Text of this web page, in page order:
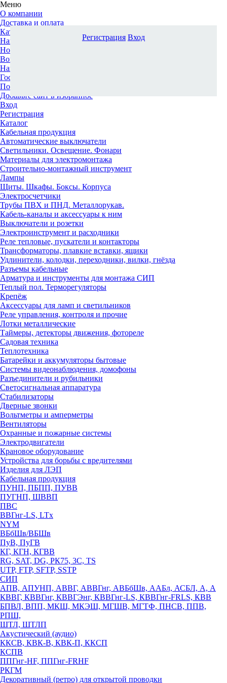
Меню
О компании
Доставка и оплата
Каталог
Наши офисы
Новости и новинки
Вопрос-ответ
Наша команда
Гос. заказчикам
Поставщикам
Добавьте сайт в избранное
Вход
Регистрация
Каталог
Кабельная продукция
Автоматические выключатели
Светильники. Освещение. Фонари
Материалы для электромонтажа
Строительно-монтажный инструмент
Лампы
Щиты. Шкафы. Боксы. Корпуса
Электросчетчики
Трубы ПВХ и ПНД. Металлорукав.
Кабель-каналы и аксессуары к ним
Выключатели и розетки
Электроинструмент и расходники
Реле тепловые, пускатели и контакторы
Трансформаторы, плавкие вставки, ящики
Удлинители, колодки, переходники, вилки, гнёзда
Разъемы кабельные
Арматура и инструменты для монтажа СИП
Теплый пол. Терморегуляторы
Крепёж
Аксессуары для ламп и светильников
Реле управления, контроля и прочие
Лотки металлические
Таймеры, детекторы движения, фотореле
Садовая техника
Теплотехника
Батарейки и аккумуляторы бытовые
Системы видеонаблюдения, домофоны
Разъединители и рубильники
Светосигнальная аппаратура
Стабилизаторы
Дверные звонки
Вольтметры и амперметры
Вентиляторы
Охранные и пожарные системы
Электродвигатели
Крановое оборудование
Устройства для борьбы с вредителями
Изделия для ЛЭП
Кабельная продукция
ПУНП, ПБПП, ПУВВ
ПУГНП, ШВВП
ПВС
ВВГнг-LS, LTx
NYM
ВБбШв/ВБШв
ПуВ, ПуГВ
КГ, КГН, КГВВ
RG, SAT, DG, РК75, 3С, TS
UTP, FTP, SFTP, SSTP
СИП
АПВ, АПУНП, АВВГ, АВВГнг, АВБбШв, ААБл, АСБЛ, А, А
КВВГ, КВВГнг, КВВГЭнг, КВВГнг-LS, КВВГнг-FRLS, КВВ
БПВЛ, ВПП, МКШ, МКЭШ, МГШВ, МГТФ, ПНСВ, ППВ,
РПШ,
ШТЛ, ШТЛП
Акустический (аудио)
ККСВ, КВК-В, КВК-П, ККСП
КСПВ
ППГнг-HF, ППГнг-FRHF
РКГМ
Декоративный (ретро) для открытой проводки
Регистрация Вход